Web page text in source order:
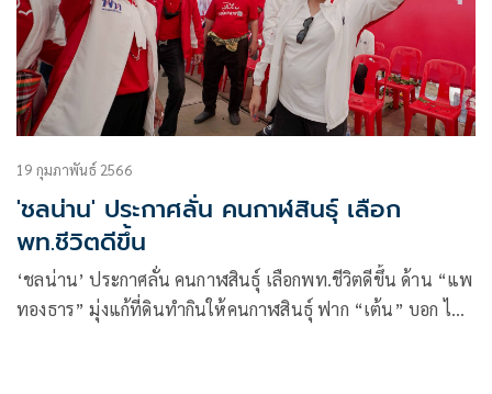
19 กุมภาพันธ์ 2566
'ชลน่าน' ประกาศลั่น คนกาฬสินธุ์ เลือก
พท.ชีวิตดีขึ้น
‘ชลน่าน’ ประกาศลั่น คนกาฬสินธุ์ เลือกพท.ชีวิตดีขึ้น ด้าน “แพ
ทองธาร” มุ่งแก้ที่ดินทำกินให้คนกาฬสินธุ์ ฟาก “เต้น” บอก ไม่